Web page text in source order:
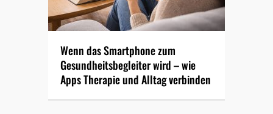
Wenn das Smartphone zum
Gesundheitsbegleiter wird – wie
Apps Therapie und Alltag verbinden